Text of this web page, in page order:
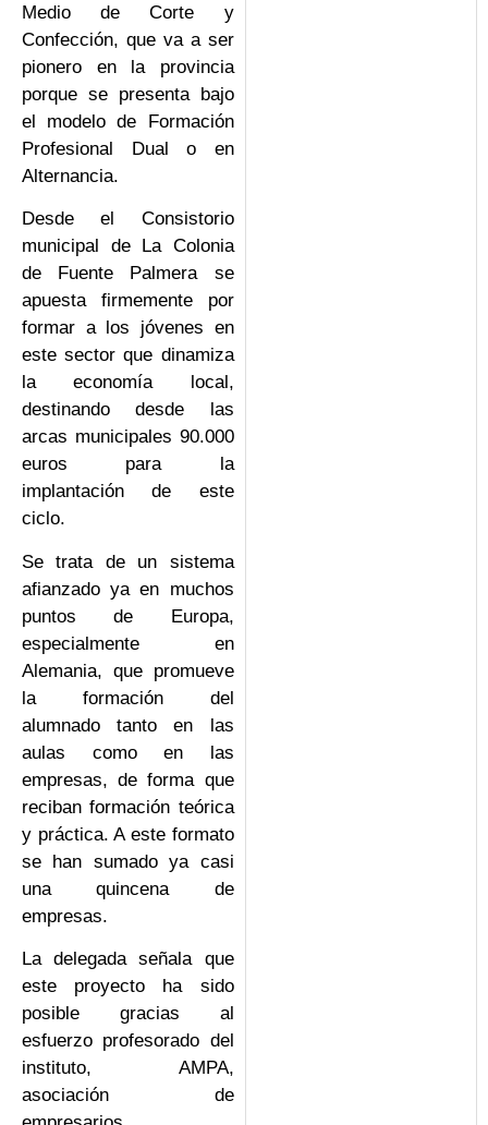
Medio de Corte y
Confección, que va a ser
pionero en la provincia
porque se presenta bajo
el modelo de Formación
Profesional Dual o en
Alternancia.
Desde el Consistorio
municipal de La Colonia
de Fuente Palmera se
apuesta firmemente por
formar a los jóvenes en
este sector que dinamiza
la economía local,
destinando desde las
arcas municipales 90.000
euros para la
implantación de este
ciclo.
Se trata de un sistema
afianzado ya en muchos
puntos de Europa,
especialmente en
Alemania, que promueve
la formación del
alumnado tanto en las
aulas como en las
empresas, de forma que
reciban formación teórica
y práctica. A este formato
se han sumado ya casi
una quincena de
empresas.
La delegada señala que
este proyecto ha sido
posible gracias al
esfuerzo profesorado del
instituto, AMPA,
asociación de